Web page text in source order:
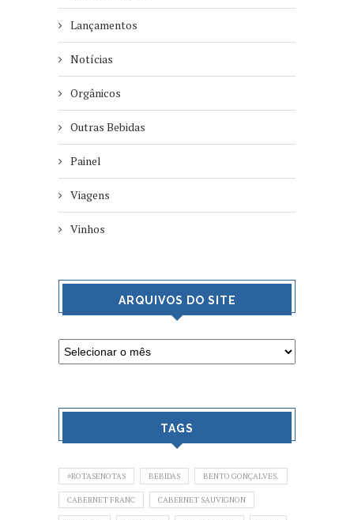
Lançamentos
Notícias
Orgânicos
Outras Bebidas
Painel
Viagens
Vinhos
ARQUIVOS DO SITE
TAGS
#ROTASENOTAS BEBIDAS BENTO GONÇALVES.
CABERNET FRANC CABERNET SAUVIGNON